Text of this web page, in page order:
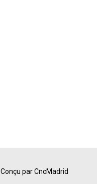
Conçu par CncMadrid